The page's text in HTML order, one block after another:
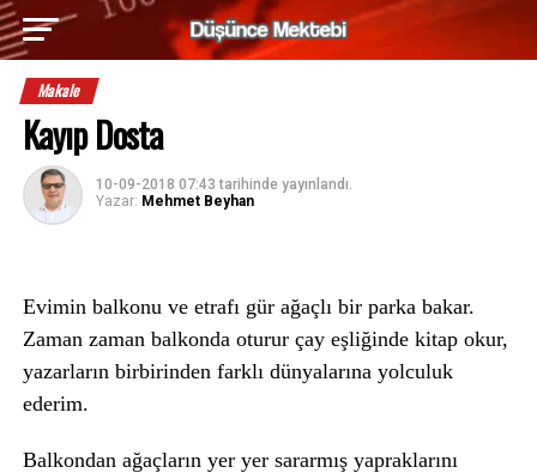
Makale
Kayıp Dosta
10-09-2018 07:43 tarihinde yayınlandı.
Yazar: Mehmet Beyhan
Evimin balkonu ve etrafı gür ağaçlı bir parka bakar.
Zaman zaman balkonda oturur çay eşliğinde kitap okur,
yazarların birbirinden farklı dünyalarına yolculuk
ederim.
Balkondan ağaçların yer yer sararmış yapraklarını